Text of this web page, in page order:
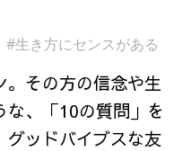
#生き方にセンスがある
。その方の信念や生
な、「10の質問」を
グッドバイブスな友